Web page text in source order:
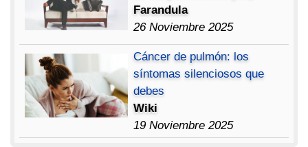
Farandula
26 Noviembre 2025
Cáncer de pulmón: los
síntomas silenciosos que
debes
Wiki
19 Noviembre 2025